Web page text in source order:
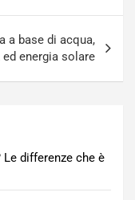
a base di acqua,
ed energia solare
differenze che è